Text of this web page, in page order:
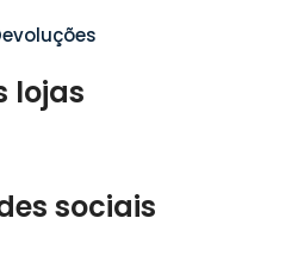
lojas
sociais